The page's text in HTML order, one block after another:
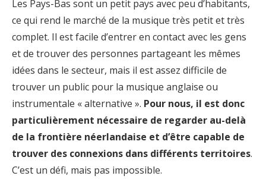
Les Pays-Bas sont un petit pays avec peu d’habitants,
ce qui rend le marché de la musique très petit et très
complet. Il est facile d’entrer en contact avec les gens
et de trouver des personnes partageant les mêmes
idées dans le secteur, mais il est assez difficile de
trouver un public pour la musique anglaise ou
instrumentale « alternative ». Pour nous, il est donc
particulièrement nécessaire de regarder au-delà
de la frontière néerlandaise et d’être capable de
trouver des connexions dans différents territoires.
C’est un défi, mais pas impossible.